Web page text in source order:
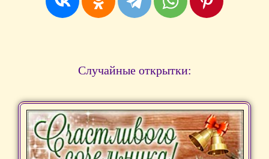
Случайные открытки: